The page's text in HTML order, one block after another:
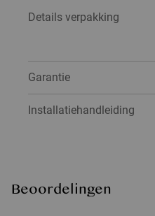
Details verpakking
Garantie
Installatiehandleiding
Beoordelingen